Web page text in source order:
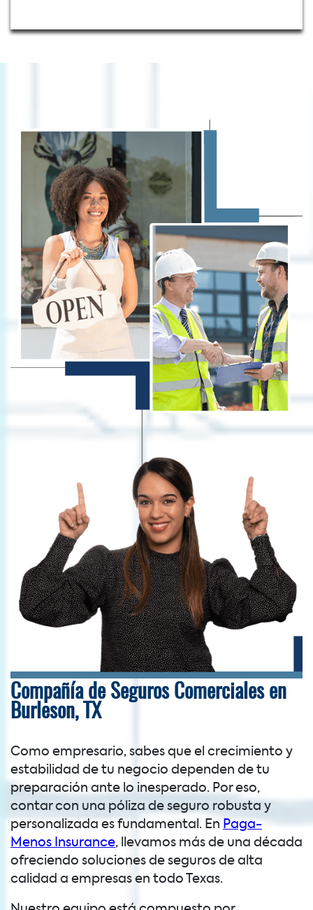
Compañía de Seguros Comerciales en
Burleson, TX
Como empresario, sabes que el crecimiento y
estabilidad de tu negocio dependen de tu
preparación ante lo inesperado. Por eso,
contar con una póliza de seguro robusta y
personalizada es fundamental. En Paga-
Menos Insurance, llevamos más de una década
ofreciendo soluciones de seguros de alta
calidad a empresas en todo Texas.